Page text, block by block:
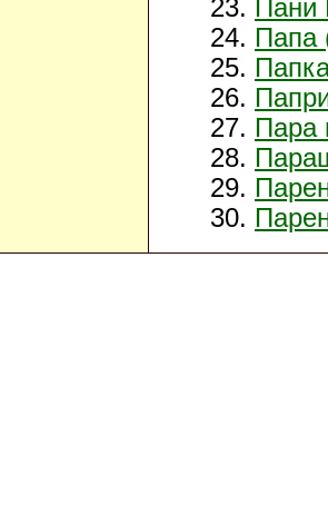
Пани
Папа
Пара